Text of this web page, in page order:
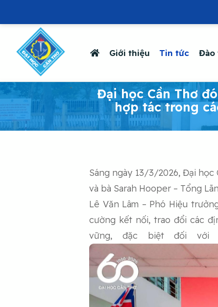
Giới thiệu Tin tức Đào
-
Đại học Cần Thơ
hợp tác trong
Sáng ngày 13/3/2026, Đại học
và bà Sarah Hooper – Tổng
Lê Văn Lâm – Phó Hiệu
cường kết nối, trao đổi các
vững, đặc biệt đối với